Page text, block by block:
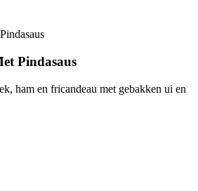
Pindasaus
ham en fricandeau met gebakken ui en